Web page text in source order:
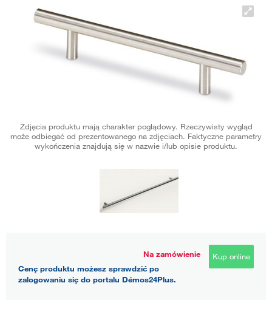
Zdjęcia produktu mają charakter poglądowy. Rzeczywisty wygląd
może odbiegać od prezentowanego na zdjęciach. Faktyczne parametry
wykończenia znajdują się w nazwie i/lub opisie produktu.
Na zamówienie
Cenę produktu możesz sprawdzić po
zalogowaniu się do portalu Démos24Plus.
Kup online